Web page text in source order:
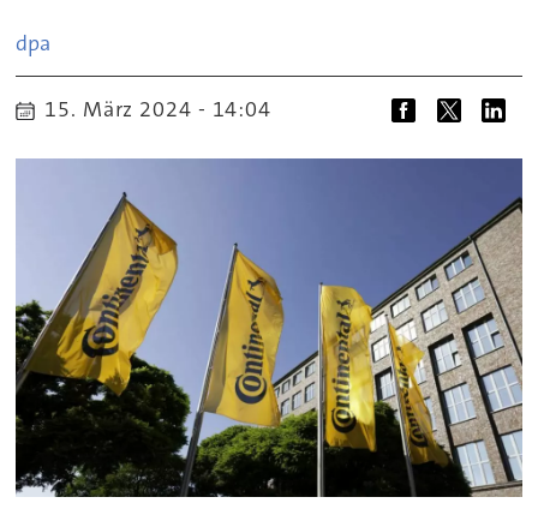
dpa
15. März 2024 - 14:04